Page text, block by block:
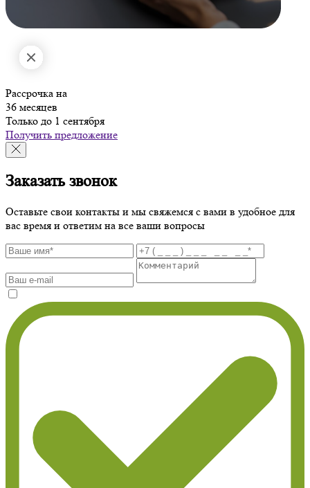
Рассрочка на
36 месяцев
Только до 1 сентября
Получить предложение
Заказать звонок
Оставьте свои контакты и мы свяжемся с вами в удобное для
вас время и ответим на все ваши вопросы